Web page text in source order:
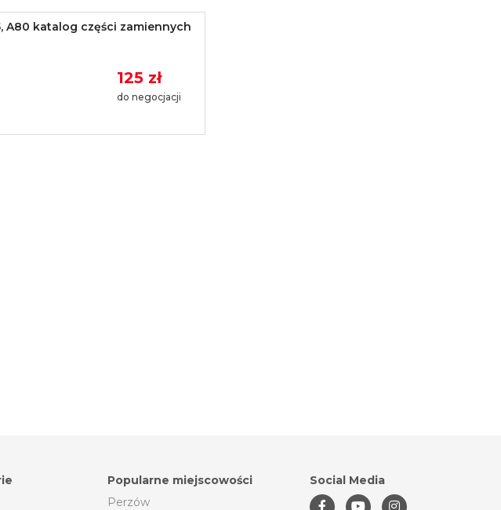
A80 katalog części zamiennych
125 zł
do negocjacji
Popularne miejscowości
Perzów
Social Media